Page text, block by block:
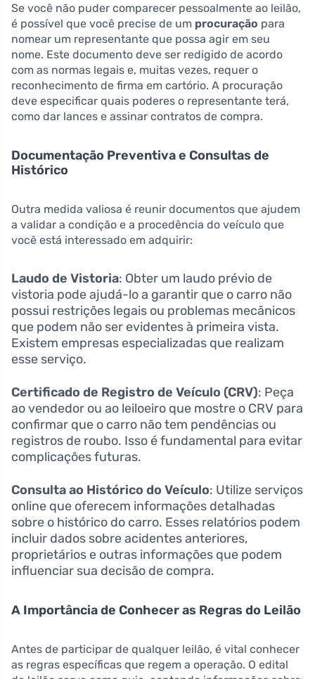
Se você não puder comparecer pessoalmente ao leilão,
é possível que você precise de um procuração para
nomear um representante que possa agir em seu
nome. Este documento deve ser redigido de acordo
com as normas legais e, muitas vezes, requer o
reconhecimento de firma em cartório. A procuração
deve especificar quais poderes o representante terá,
como dar lances e assinar contratos de compra.
Documentação Preventiva e Consultas de
Histórico
Outra medida valiosa é reunir documentos que ajudem
a validar a condição e a procedência do veículo que
você está interessado em adquirir:
Laudo de Vistoria: Obter um laudo prévio de
vistoria pode ajudá-lo a garantir que o carro não
possui restrições legais ou problemas mecânicos
que podem não ser evidentes à primeira vista.
Existem empresas especializadas que realizam
esse serviço.
Certificado de Registro de Veículo (CRV): Peça
ao vendedor ou ao leiloeiro que mostre o CRV para
confirmar que o carro não tem pendências ou
registros de roubo. Isso é fundamental para evitar
complicações futuras.
Consulta ao Histórico do Veículo: Utilize serviços
online que oferecem informações detalhadas
sobre o histórico do carro. Esses relatórios podem
incluir dados sobre acidentes anteriores,
proprietários e outras informações que podem
influenciar sua decisão de compra.
A Importância de Conhecer as Regras do Leilão
Antes de participar de qualquer leilão, é vital conhecer
as regras específicas que regem a operação. O edital